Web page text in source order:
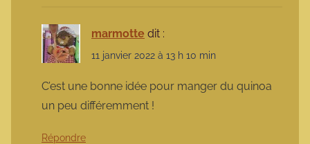
marmotte dit :
11 janvier 2022 à 13 h 10 min
C’est une bonne idée pour manger du quinoa
un peu différemment !
Répondre